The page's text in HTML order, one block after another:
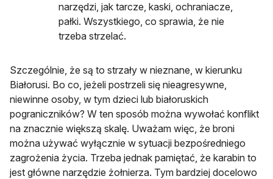
narzędzi, jak tarcze, kaski, ochraniacze,
pałki. Wszystkiego, co sprawia, że nie
trzeba strzelać.
Szczególnie, że są to strzały w nieznane, w kierunku
Białorusi. Bo co, jeżeli postrzeli się nieagresywne,
niewinne osoby, w tym dzieci lub białoruskich
pograniczników? W ten sposób można wywołać konflikt
na znacznie większą skalę. Uważam więc, że broni
można używać wyłącznie w sytuacji bezpośredniego
zagrożenia życia. Trzeba jednak pamiętać, że karabin to
jest główne narzędzie żołnierza. Tym bardziej docelowo